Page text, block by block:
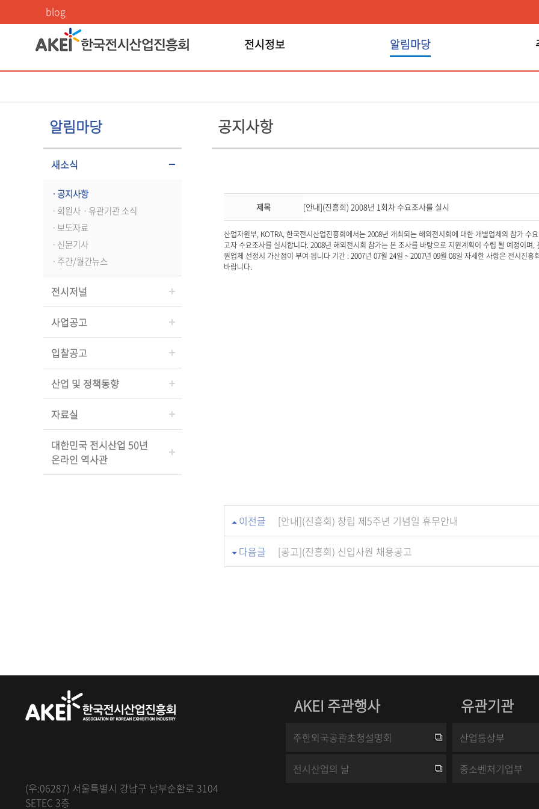
blog
전시정보 알림마당
공지사항
알림마당
새소식
ㆍ공지사항
ㆍ회원사ㆍ유관기관 소식
ㆍ보도자료
ㆍ신문기사
ㆍ주간/월간뉴스
전시저널
사업공고
입찰공고
산업 및 정책동향
자료실
대한민국 전시산업 50년
온라인 역사관
공지사항
제목 [안내](진흥회) 2008년 1회차 수요조사를 실시
산업자원부, KOTRA, 한국전시산업진흥회에서는 2008년 개최되는 해외전시회에 대한 개별업체의 참가
고자 수요조사를 실시합니다. 2008년 해외전시회 참가는 본 조사를 바탕으로 지원계획이 수립 될 예정이
원업체 선정시 가산점이 부여 됩니다 기간 : 2007년 07월 24일 ~ 2007년 09월 08일 자세한 사항은 전시진흥
바랍니다.
이전글 [안내](진흥회) 창립 제5주년 기념일 휴무안내
다음글 [공고](진흥회) 신입사원 채용공고
AKEI 주관행사 유관기관
(우:06287) 서울특별시 강남구 남부순환로 3104
SETEC 3층
주한외국공관초청설명회
전시산업의 날
산업통상부
중소벤처기업부